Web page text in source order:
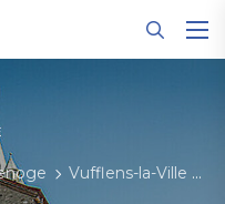
Vufflens-la-Ville